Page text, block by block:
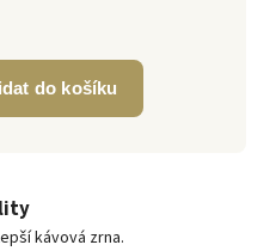
do košíku
kávová zrna.